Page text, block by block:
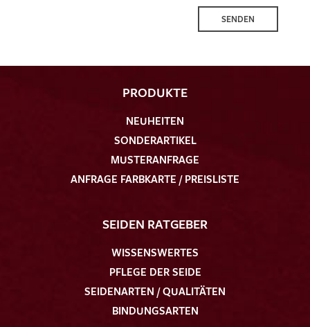
SENDEN
PRODUKTE
NEUHEITEN
SONDERARTIKEL
MUSTERANFRAGE
ANFRAGE FARBKARTE / PREISLISTE
SEIDEN RATGEBER
WISSENSWERTES
PFLEGE DER SEIDE
SEIDENARTEN / QUALITÄTEN
BINDUNGSARTEN